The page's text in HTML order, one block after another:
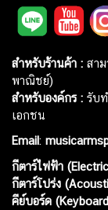
สำหรับร้านค้า : สา
พาณิชย์)
สำหรับองค์กร : รับท
เอกชน
Email:
กีตาร์ไฟฟ้า
กีตาร์โปร่ง
คีย์บอร์ด